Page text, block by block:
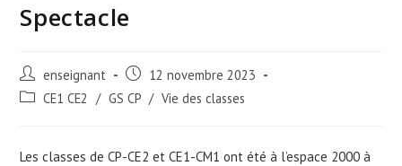
Spectacle
Post
author:
enseignant
Post
published:
12 novembre 2023
Post CE1 CE2 / GS CP / Vie des classes
Les classes de CP-CE2 et CE1-CM1 ont été à l’espace 2000 à